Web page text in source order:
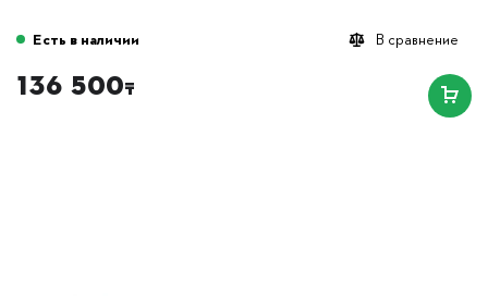
В сравнение
Есть в наличии
136 500₸